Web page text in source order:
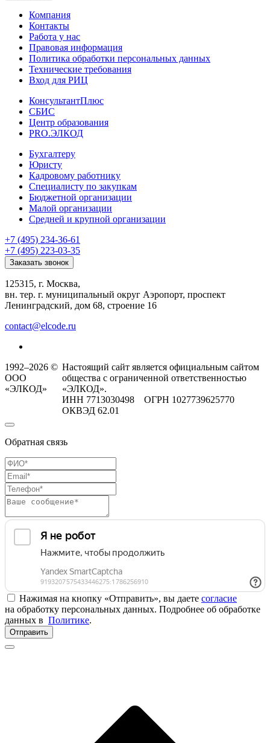
Компания
Контакты
Работа у нас
Правовая информация
Политика обработки персональных данных
Технические требования
Вход для РИЦ
КонсультантПлюс
СБИС
Центр образования
PRO.ЭЛКОД
Бухгалтеру
Юристу
Кадровому работнику
Специалисту по закупкам
Бюджетной организации
Малой организации
Средней и крупной организации
+7 (495) 234-36-61
+7 (495) 223-03-35
Заказать звонок
125315, г. Москва,
вн. тер. г. муниципальный округ Аэропорт, проспект
Ленинградский, дом 68, строение 16
contact@elcode.ru
1992–2026 ©
ООО
«ЭЛКОД»
Настоящий сайт является официальным сайтом
общества с ограниченной ответственностью
«ЭЛКОД».
ИНН 7713030498 ОГРН 1027739625770
ОКВЭД 62.01
Обратная связь
Нажимая на кнопку «Отправить», вы даете согласие
на обработку персональных данных. Подробнее об обработке
данных в Политике.
Отправить